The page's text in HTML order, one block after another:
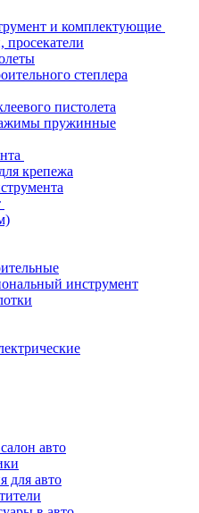
и комплектующие
просекатели
степлера
пистолета
пружинные
крепежа
инструмент
авто
для авто